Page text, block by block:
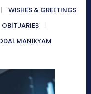
WISHES & GREETINGS
OBITUARIES
MANIKYAM